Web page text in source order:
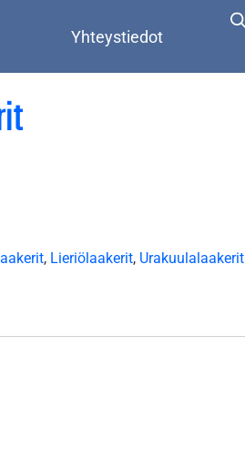
Yhteystiedot
, Lieriölaakerit, Urakuulalaakerit